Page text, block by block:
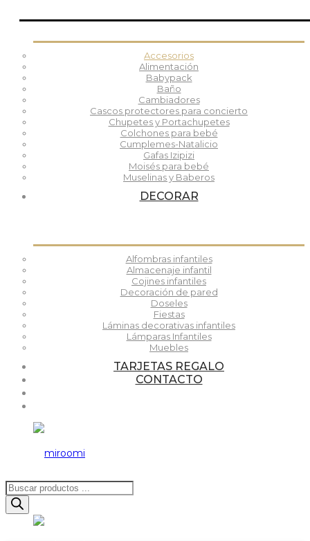
Accesorios
Alimentación
Babypack
Baño
Cambiadores
Cascos protectores para concierto
Chupetes y Portachupetes
Colchones para bebé
Cumplemes-Natalicio
Gafas Izipizi
Moisés para bebé
Muselinas y Baberos
DECORAR
Alfombras infantiles
Almacenaje infantil
Cojines infantiles
Decoración de pared
Doseles
Fiestas
Láminas decorativas infantiles
Lámparas Infantiles
Muebles
TARJETAS REGALO
CONTACTO
Búsqueda
de
productos